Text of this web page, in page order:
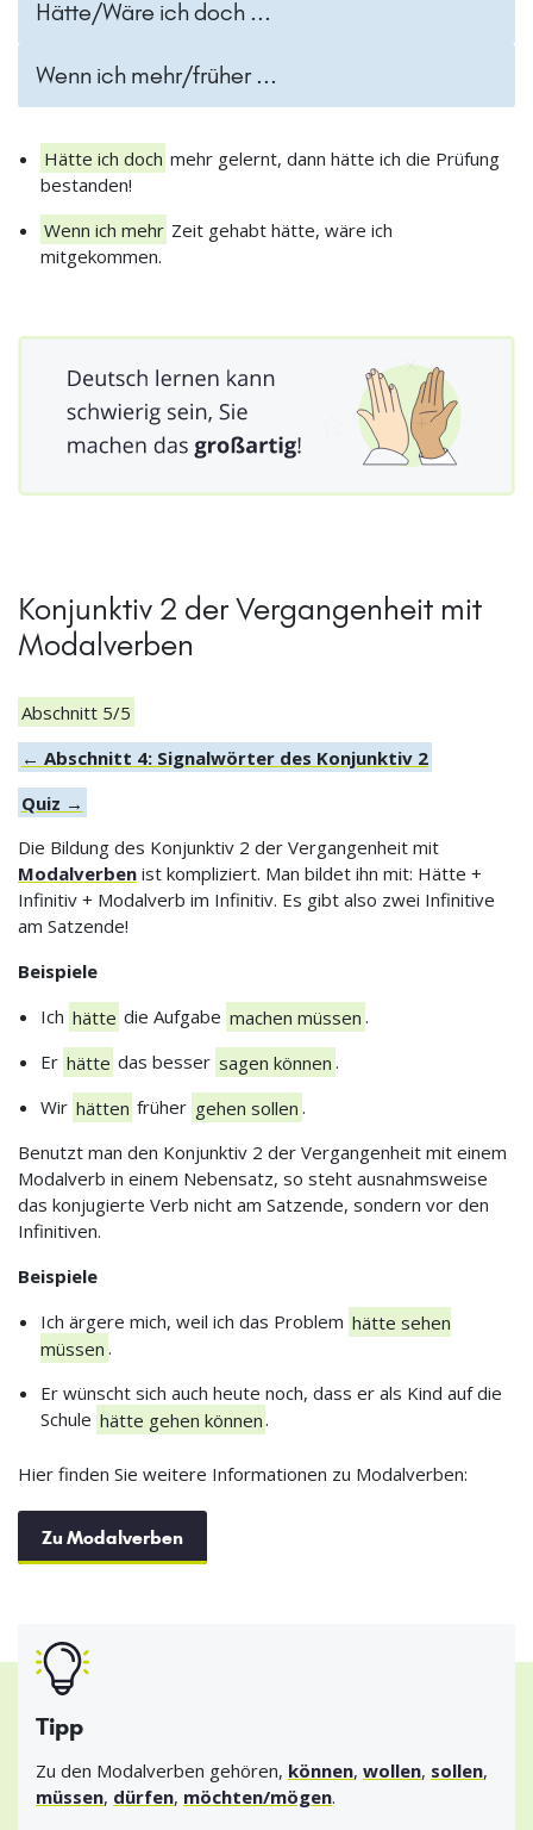
Hätte/Wäre ich doch ...
Wenn ich mehr/früher ...
Hätte ich doch mehr gelernt, dann hätte ich die Prüfung
bestanden!
Wenn ich mehr Zeit gehabt hätte, wäre ich
mitgekommen.
Konjunktiv 2 der Vergangenheit mit
Modalverben
Abschnitt 5/5
← Abschnitt 4: Signalwörter des Konjunktiv 2
Quiz →
Die Bildung des Konjunktiv 2 der Vergangenheit mit
Modalverben ist kompliziert. Man bildet ihn mit: Hätte +
Infinitiv + Modalverb im Infinitiv. Es gibt also zwei Infinitive
am Satzende!
Beispiele
Ich hätte die Aufgabe machen müssen .
Er hätte das besser sagen können .
Wir hätten früher gehen sollen .
Benutzt man den Konjunktiv 2 der Vergangenheit mit einem
Modalverb in einem Nebensatz, so steht ausnahmsweise
das konjugierte Verb nicht am Satzende, sondern vor den
Infinitiven.
Beispiele
Ich ärgere mich, weil ich das Problem hätte sehen
müssen .
Er wünscht sich auch heute noch, dass er als Kind auf die
Schule hätte gehen können.
Hier finden Sie weitere Informationen zu Modalverben:
Zu Modalverben
Tipp
Zu den Modalverben gehören, können, wollen, sollen,
müssen, dürfen, möchten/mögen.